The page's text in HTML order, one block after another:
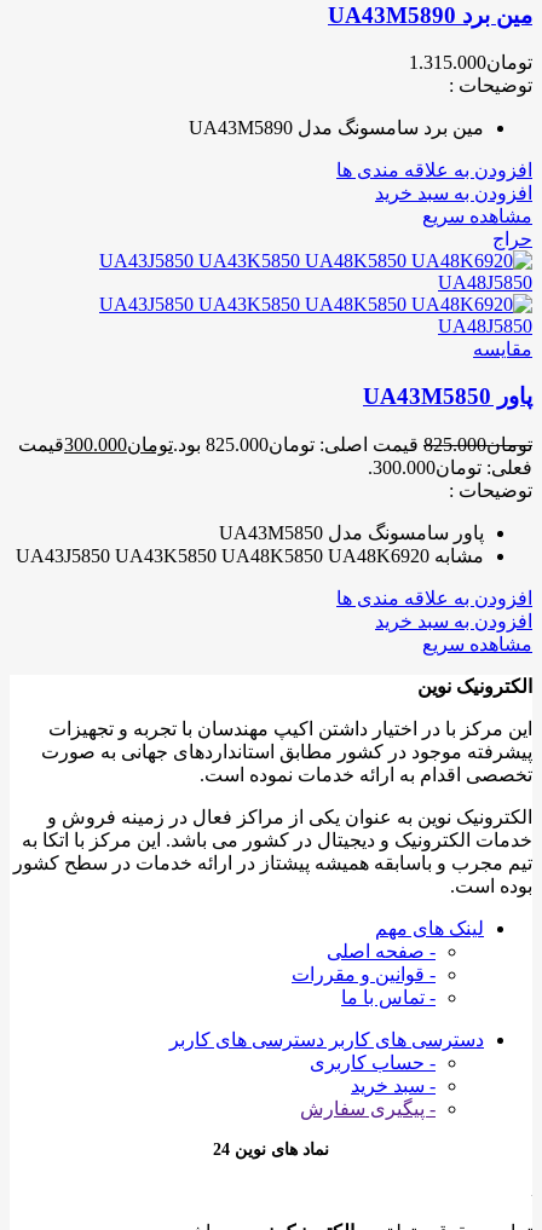
مین برد UA43M5890
تومان1.315.000
توضیحات :
مین برد سامسونگ مدل UA43M5890
افزودن به علاقه مندی ها
افزودن به سبد خرید
مشاهده سریع
حراج
مقایسه
پاور UA43M5850
تومان825.000 قیمت اصلی: تومان825.000 بود. تومان300.000قیمت
فعلی: تومان300.000.
توضیحات :
پاور سامسونگ مدل UA43M5850
مشابه UA43J5850 UA43K5850 UA48K5850 UA48K6920
افزودن به علاقه مندی ها
افزودن به سبد خرید
مشاهده سریع
الکترونیک نوین
این مرکز با در اختیار داشتن اکیپ مهندسان با تجربه و تجهیزات
پیشرفته موجود در کشور مطابق استانداردهای جهانی به صورت
تخصصی اقدام به ارائه خدمات نموده است.
الکترونیک نوین به عنوان یکی از مراکز فعال در زمینه فروش و
خدمات الکترونیک و دیجیتال در کشور می باشد. این مرکز با اتکا به
تیم مجرب و باسابقه همیشه پیشتاز در ارائه خدمات در سطح کشور
بوده است.
لینک های مهم
- صفحه اصلی
- قوانین و مقررات
- تماس با ما
دسترسی های کاربر دسترسی های کاربر
- حساب کاربری
- سبد خرید
- پیگیری سفارش
نماد های نوین 24